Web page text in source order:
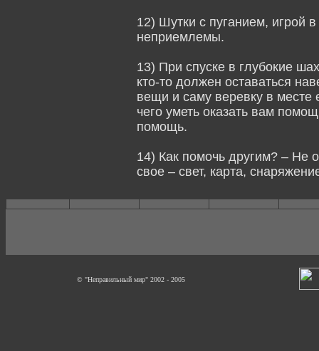
12) Шутки с пуганием, игрой
неприемлемы.
13) При спуске в глубокие
кто-то должен оставаться
вещи и саму веревку в
чего уметь оказать вам
помощь.
14) Как помочь другим? – Не
свое – свет, карта,
© "Неправильный мир" 2002 - 2005